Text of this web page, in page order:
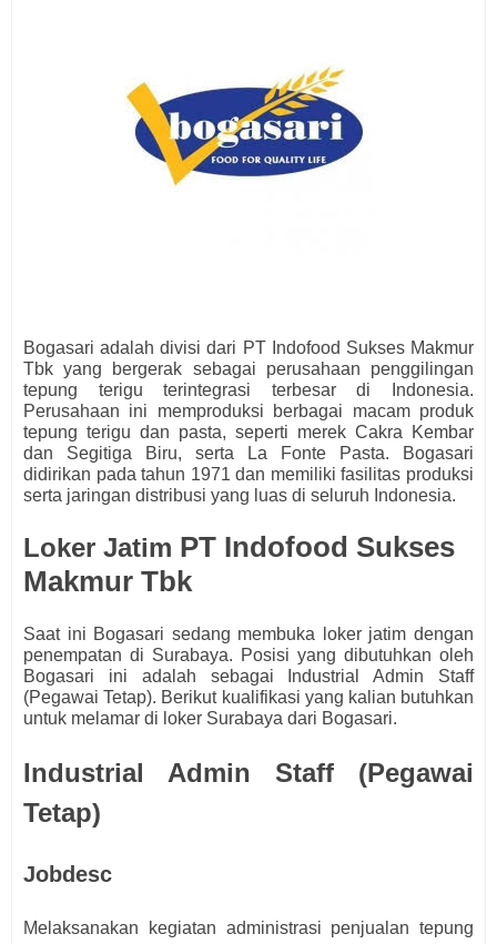
Bogasari adalah divisi dari PT Indofood Sukses Makmur
Tbk yang bergerak sebagai perusahaan penggilingan
tepung terigu terintegrasi terbesar di Indonesia.
Perusahaan ini memproduksi berbagai macam produk
tepung terigu dan pasta, seperti merek Cakra Kembar
dan Segitiga Biru, serta La Fonte Pasta. Bogasari
didirikan pada tahun 1971 dan memiliki fasilitas produksi
serta jaringan distribusi yang luas di seluruh Indonesia.
Loker Jatim PT Indofood Sukses
Makmur Tbk
Saat ini Bogasari sedang membuka loker jatim dengan
penempatan di Surabaya. Posisi yang dibutuhkan oleh
Bogasari ini adalah sebagai
Industrial Admin Staff
(Pegawai Tetap). Berikut kualifikasi yang kalian butuhkan
untuk melamar di loker Surabaya dari Bogasari.
Industrial Admin Staff (Pegawai
Tetap)
Jobdesc
Melaksanakan kegiatan administrasi penjualan tepung